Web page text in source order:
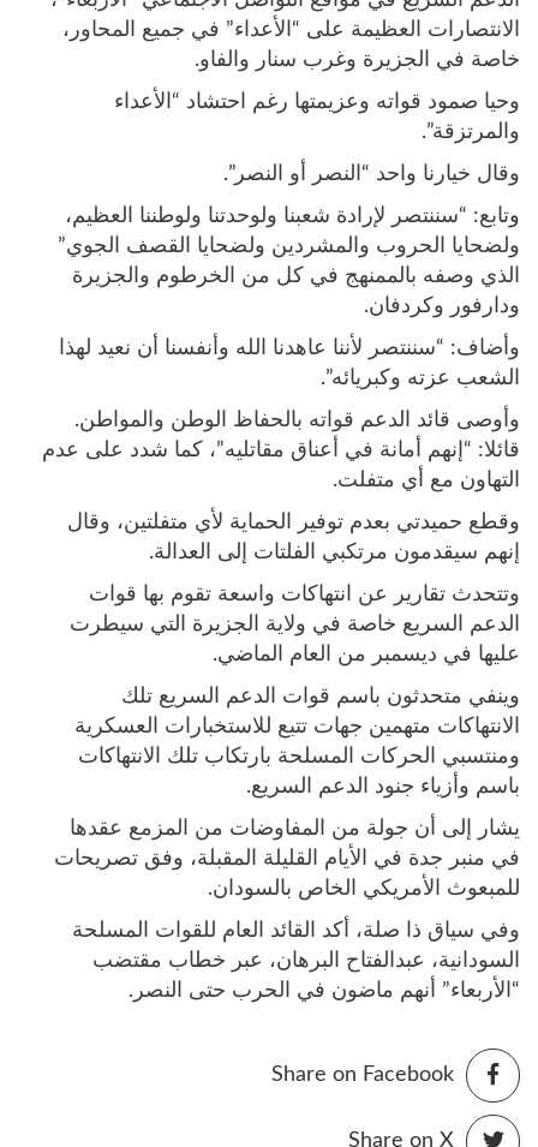
الانتصارات العظيمة على “الأعداء” في جميع المحاور،
خاصة في الجزيرة وغرب سنار والفاو.
وحيا صمود قواته وعزيمتها رغم احتشاد “الأعداء
والمرتزقة”.
وقال خيارنا واحد “النصر أو النصر”.
وتابع: “سننتصر لإرادة شعبنا ولوحدتنا ولوطننا العظيم،
ولضحايا الحروب والمشردين ولضحايا القصف الجوي”
الذي وصفه بالممنهج في كل من الخرطوم والجزيرة
ودارفور وكردفان.
وأضاف: “سننتصر لأننا عاهدنا الله وأنفسنا أن نعيد لهذا
الشعب عزته وكبريائه”.
وأوصى قائد الدعم قواته بالحفاظ الوطن والمواطن.
قائلا: “إنهم أمانة في أعناق مقاتليه”، كما شدد على عدم
التهاون مع أي متفلت.
وقطع حميدتي بعدم توفير الحماية لأي متفلتين، وقال
إنهم سيقدمون مرتكبي الفلتات إلى العدالة.
وتتحدث تقارير عن انتهاكات واسعة تقوم بها قوات
الدعم السريع خاصة في ولاية الجزيرة التي سيطرت
عليها في ديسمبر من العام الماضي.
وينفي متحدثون باسم قوات الدعم السريع تلك
الانتهاكات متهمين جهات تتبع للاستخبارات العسكرية
ومنتسبي الحركات المسلحة بارتكاب تلك الانتهاكات
باسم وأزياء جنود الدعم السريع.
يشار إلى أن جولة من المفاوضات من المزمع عقدها
في منبر جدة في الأيام القليلة المقبلة، وفق تصريحات
للمبعوث الأمريكي الخاص بالسودان.
وفي سياق ذا صلة، أكد القائد العام للقوات المسلحة
السودانية، عبدالفتاح البرهان، عبر خطاب مقتضب
“الأربعاء” أنهم ماضون في الحرب حتى النصر.
Share on Facebook
Share on X